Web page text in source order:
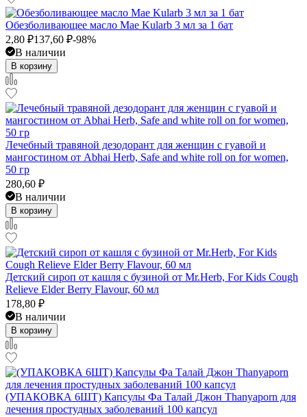
Обезболивающее масло Mae Kularb 3 мл за 1 бат
2,80 ₽137,60 ₽-98%
В наличии
В корзину
Лечебный травяной дезодорант для женщин с гуавой и
мангостином от Abhai Herb, Safe and white roll on for women,
50 гр
280,60 ₽
В наличии
В корзину
Детский сироп от кашля с бузиной от Mr.Herb, For Kids Cough
Relieve Elder Berry Flavour, 60 мл
178,80 ₽
В наличии
В корзину
(УПАКОВКА 6ШТ) Капсулы Фа Талай Джон Thanyaporn для
лечения простудных заболеваний 100 капсул